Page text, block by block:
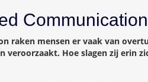
Communication
raken mensen er vaak van
veroorzaakt. Hoe slagen zij erin